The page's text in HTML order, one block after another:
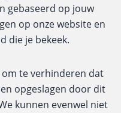
gebaseerd op jouw
op onze website en
die je bekeek.
om te verhinderen dat
opgeslagen door dit
kunnen evenwel niet